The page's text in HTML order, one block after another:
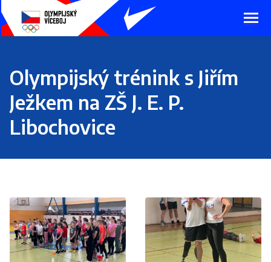
na
hlavní
obsah
Olympijský trénink s Jiřím
Ježkem na ZŠ J. E. P.
Libochovice